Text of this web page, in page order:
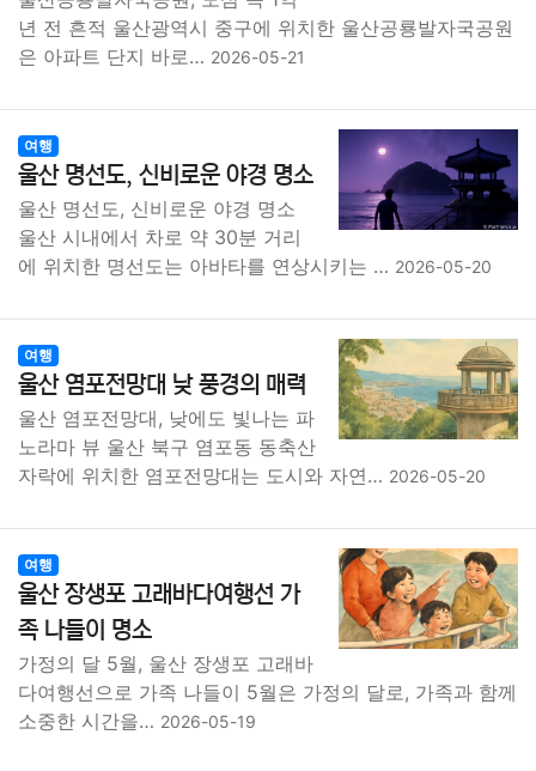
년 전 흔적 울산광역시 중구에 위치한 울산공룡발자국공원
은 아파트 단지 바로… 2026-05-21
여행
울산 명선도, 신비로운 야경 명소
울산 명선도, 신비로운 야경 명소
울산 시내에서 차로 약 30분 거리
에 위치한 명선도는 아바타를 연상시키는 … 2026-05-20
여행
울산 염포전망대 낮 풍경의 매력
울산 염포전망대, 낮에도 빛나는 파
노라마 뷰 울산 북구 염포동 동축산
자락에 위치한 염포전망대는 도시와 자연… 2026-05-20
여행
울산 장생포 고래바다여행선 가
족 나들이 명소
가정의 달 5월, 울산 장생포 고래바
다여행선으로 가족 나들이 5월은 가정의 달로, 가족과 함께
소중한 시간을… 2026-05-19